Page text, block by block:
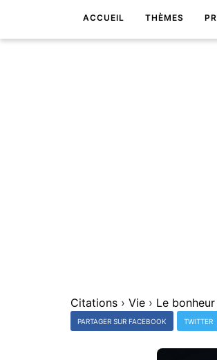
ACCUEIL THÈMES
Citations › Vie ›
PARTAGER SUR FACEBOOK TWITTER